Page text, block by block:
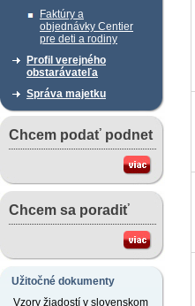
Faktúry a
objednávky Centier
pre deti a rodiny
Profil verejného
obstarávateľa
Správa majetku
Chcem podať podnet
Chcem sa poradiť
Užitočné dokumenty
Vzory žiadostí v slovenskom